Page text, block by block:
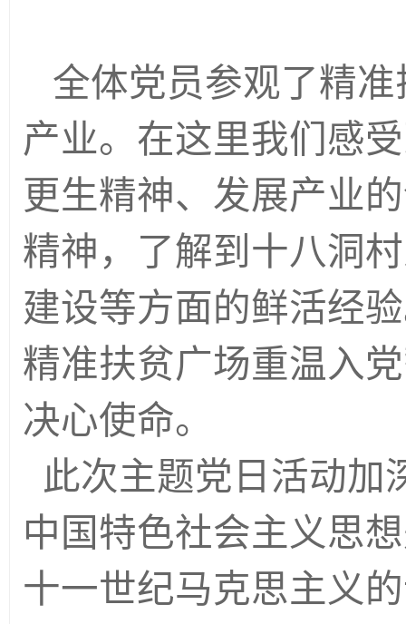
全体党员参观了精
产业。在这里我们感
更生精神、发展产业
精神，了解到十八洞
建设等方面的鲜活经
精准扶贫广场重温入
决心使命。
此次主题党日活动加
中国特色社会主义思
十一世纪马克思主义